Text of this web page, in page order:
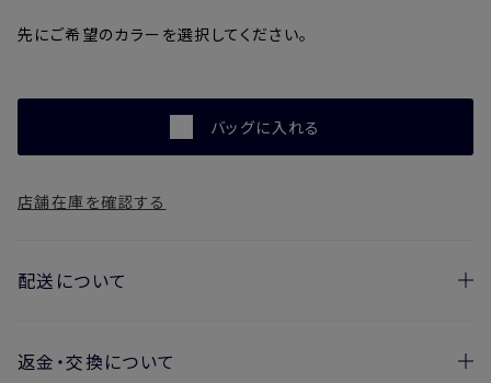
先にご希望のカラーを選択してください。
バッグに入れる
店舗在庫を確認する
配送について
お届け日の目安
返金・交換について